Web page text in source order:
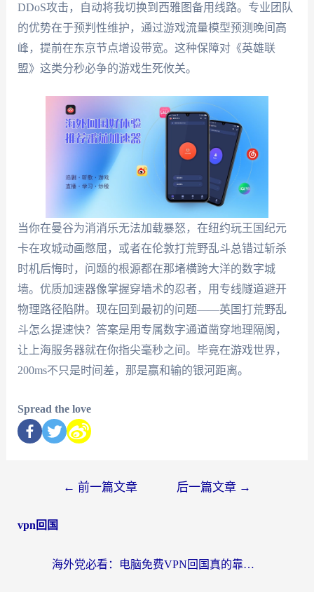
DDoS攻击，自动将我切换到西雅图备用线路。专业团队
的优势在于预判性维护，通过游戏流量模型预测晚间高
峰，提前在东京节点增设带宽。这种保障对《英雄联
盟》这类分秒必争的游戏生死攸关。
当你在曼谷为消消乐无法加载暴怒，在纽约玩王国纪元
卡在攻城动画憋屈，或者在伦敦打荒野乱斗总错过斩杀
时机后悔时，问题的根源都在那堵横跨大洋的数字城
墙。优质加速器像掌握穿墙术的忍者，用专线隧道避开
物理路径陷阱。现在回到最初的问题——英国打荒野乱
斗怎么提速快？答案是用专属数字通道凿穿地理隔阂，
让上海服务器就在你指尖毫秒之间。毕竟在游戏世界，
200ms不只是时间差，那是赢和输的银河距离。
Spread the love
← 前一篇文章 后一篇文章 →
vpn回国
海外党必看：电脑免费VPN回国真的靠谱吗？附实测对比与最优方案指南